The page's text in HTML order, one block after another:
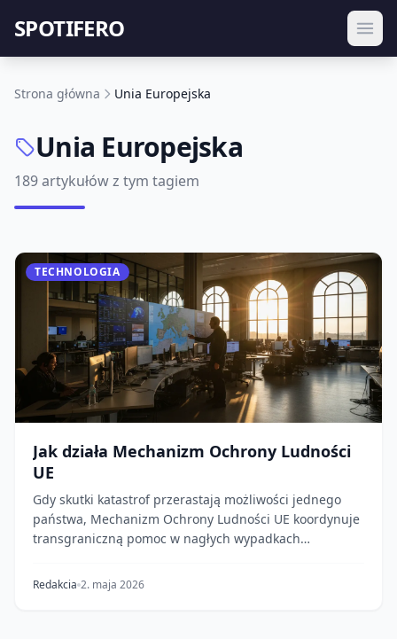
SPOTIFERO
Strona główna Unia Europejska
Unia Europejska
189 artykułów z tym tagiem
TECHNOLOGIA
Jak działa Mechanizm Ochrony Ludności
UE
Gdy skutki katastrof przerastają możliwości jednego
państwa, Mechanizm Ochrony Ludności UE koordynuje
transgraniczną pomoc w nagłych wypadkach
Redakcia 2. maja 2026